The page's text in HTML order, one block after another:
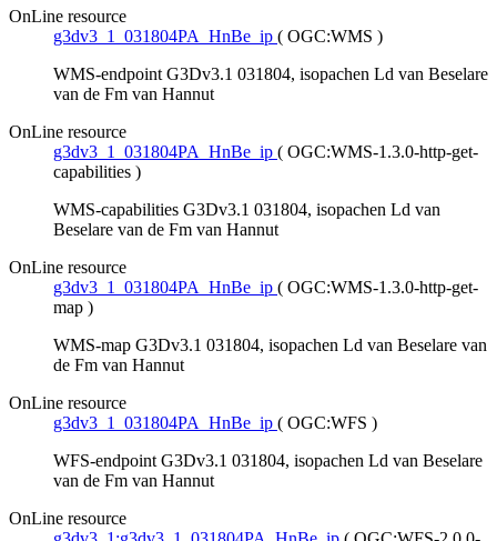
OnLine resource
g3dv3_1_031804PA_HnBe_ip ( OGC:WMS )
WMS-endpoint G3Dv3.1 031804, isopachen Ld van Beselare
van de Fm van Hannut
OnLine resource
g3dv3_1_031804PA_HnBe_ip ( OGC:WMS-1.3.0-http-get-
capabilities )
WMS-capabilities G3Dv3.1 031804, isopachen Ld van
Beselare van de Fm van Hannut
OnLine resource
g3dv3_1_031804PA_HnBe_ip ( OGC:WMS-1.3.0-http-get-
map )
WMS-map G3Dv3.1 031804, isopachen Ld van Beselare van
de Fm van Hannut
OnLine resource
g3dv3_1_031804PA_HnBe_ip ( OGC:WFS )
WFS-endpoint G3Dv3.1 031804, isopachen Ld van Beselare
van de Fm van Hannut
OnLine resource